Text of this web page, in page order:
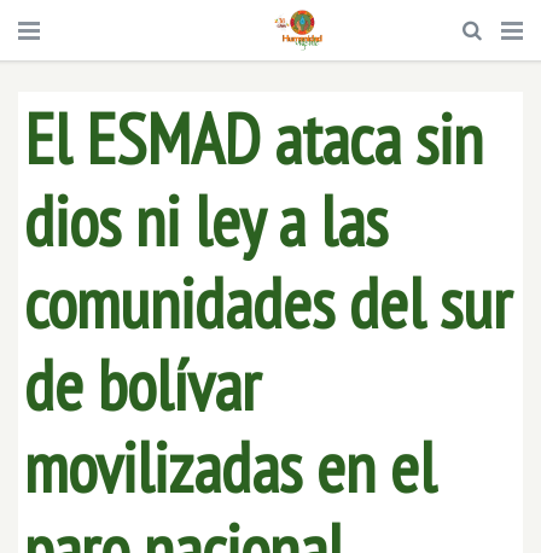
El ESMAD ataca sin
dios ni ley a las
comunidades del sur
de bolívar
movilizadas en el